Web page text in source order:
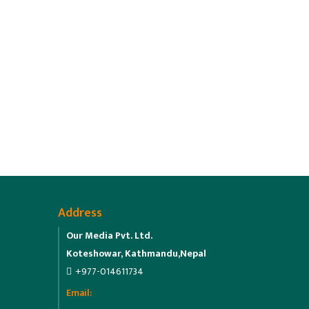
Address
Our Media Pvt. Ltd.
Koteshowar, Kathmandu,Nepal
+977-014611734
Email: